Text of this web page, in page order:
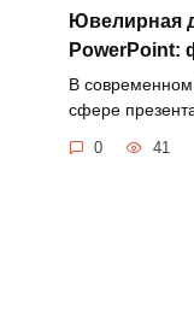
Ювелирная
PowerPoint:
В современном
сфере
0 41